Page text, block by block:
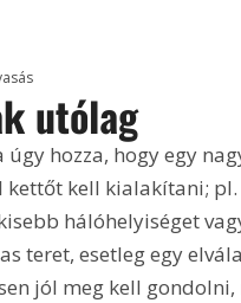
utólag
úgy hozza, hogy egy
kettőt kell kialakítani; pl.
hálóhelyiséget
teret, esetleg egy
jól meg kell gondolni,